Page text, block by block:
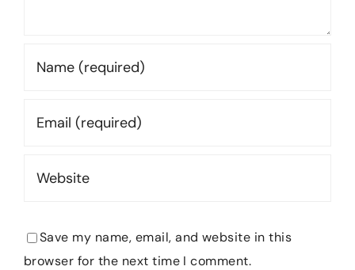
Save my name, email, and website in this
browser for the next time I comment.